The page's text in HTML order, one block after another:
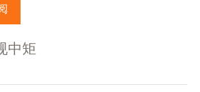
中矩